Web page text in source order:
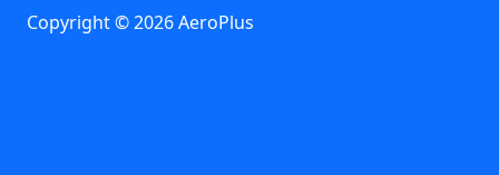
Copyright © 2026 AeroPlus